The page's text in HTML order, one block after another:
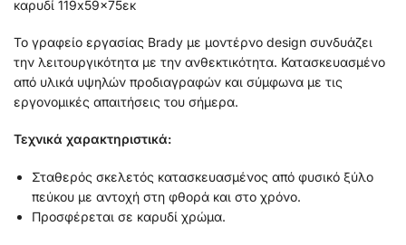
καρυδί 119x59x75εκ
Το γραφείο εργασίας Brady με μοντέρνο design συνδυάζει
την λειτουργικότητα με την ανθεκτικότητα. Κατασκευασμένο
από υλικά υψηλών προδιαγραφών και σύμφωνα με τις
εργονομικές απαιτήσεις του σήμερα.
Τεχνικά χαρακτηριστικά:
Σταθερός σκελετός κατασκευασμένος από φυσικό ξύλο
πεύκου με αντοχή στη φθορά και στο χρόνο.
Προσφέρεται σε καρυδί χρώμα.